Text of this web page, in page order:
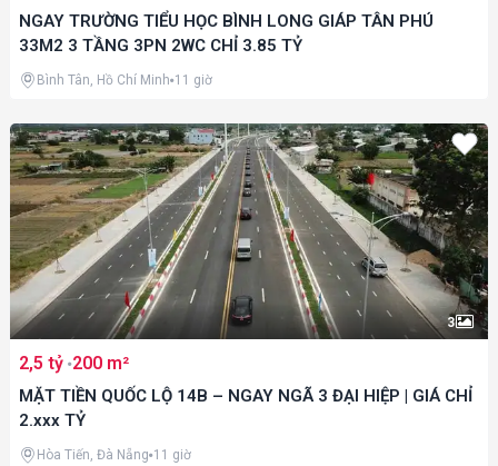
NGAY TRƯỜNG TIỂU HỌC BÌNH LONG GIÁP TÂN PHÚ
33M2 3 TẦNG 3PN 2WC CHỈ 3.85 TỶ
Bình Tân, Hồ Chí Minh 11 giờ
3
2,5 tỷ 200 m²
MẶT TIỀN QUỐC LỘ 14B – NGAY NGÃ 3 ĐẠI HIỆP | GIÁ CHỈ
2.xxx TỶ
Hòa Tiến, Đà Nẵng 11 giờ